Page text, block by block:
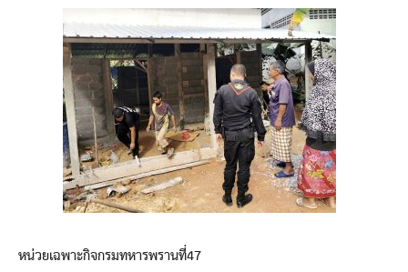
หน่วยเฉพาะกิจกรมทหารพรานที่47